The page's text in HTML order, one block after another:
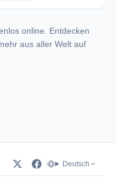
online. Entdecken
aus aller Welt auf
Deutsch